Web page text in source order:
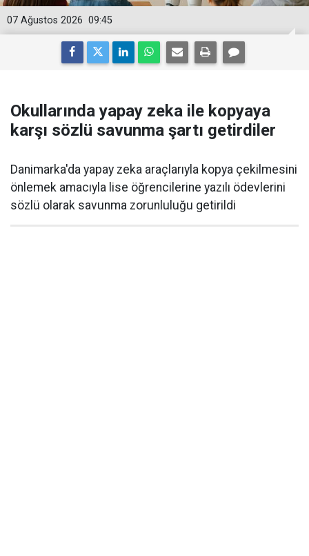
09:45
07 Ağustos 2026
Okullarında yapay zeka ile kopyaya
karşı sözlü savunma şartı getirdiler
Danimarka'da yapay zeka araçlarıyla kopya çekilmesini
önlemek amacıyla lise öğrencilerine yazılı ödevlerini
sözlü olarak savunma zorunluluğu getirildi